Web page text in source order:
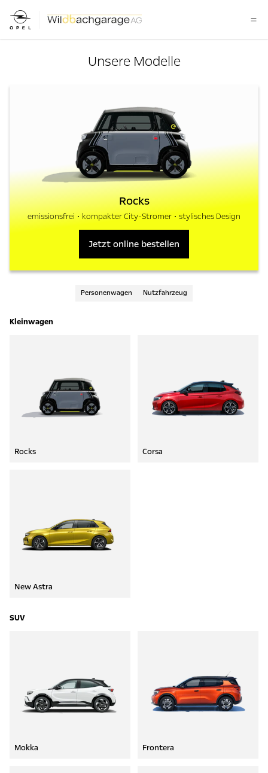
Unsere Modelle
Rocks
emissionsfrei kompakter City-Stromer stylisches Design
Jetzt online bestellen
Personenwagen Nutzfahrzeug
Kleinwagen
Rocks Corsa
New Astra
SUV
Mokka Frontera